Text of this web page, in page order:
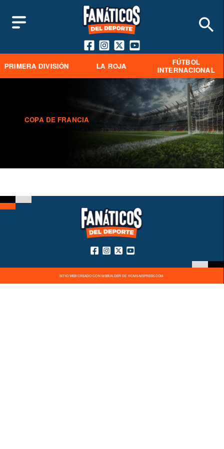
PRIMERA DIVISIÓN LA ROJA
FÚTBOL
INTERNACIONAL
COPA DE FRANCIA
SITIO WEB CREADO CON MSBUILDER DE ®CMS-MSPRESS.COM